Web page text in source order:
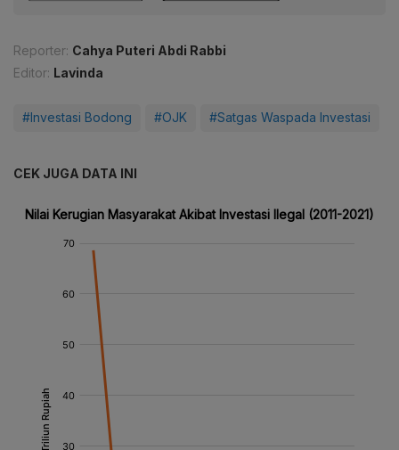
Reporter: Cahya Puteri Abdi Rabbi
Editor: Lavinda
#Investasi Bodong #OJK #Satgas Waspada Investasi
CEK JUGA DATA INI